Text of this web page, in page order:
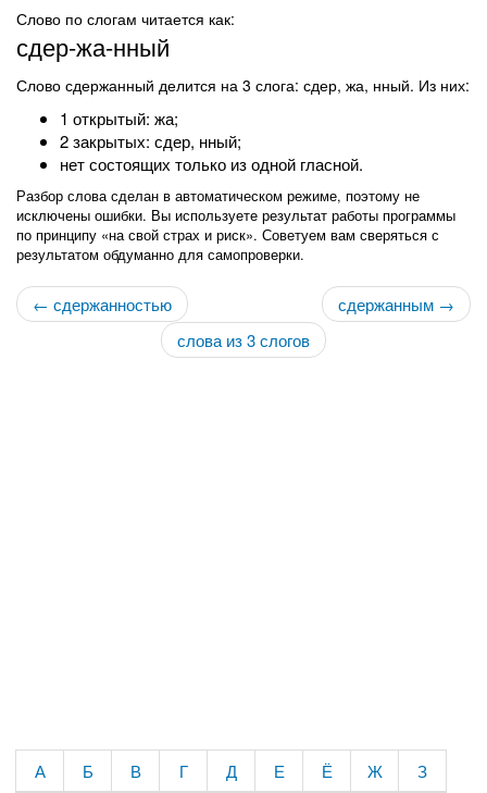
Слово по слогам читается как:
сдер-жа-нный
Слово сдержанный делится на 3 слога: сдер, жа, нный. Из них:
1 открытый: жа;
2 закрытых: сдер, нный;
нет состоящих только из одной гласной.
Разбор слова сделан в автоматическом режиме, поэтому не
исключены ошибки. Вы используете результат работы программы
по принципу «на свой страх и риск». Советуем вам сверяться с
результатом обдуманно для самопроверки.
← сдержанностью
сдержанным →
слова из 3 слогов
А Б В Г Д Е Ё Ж З